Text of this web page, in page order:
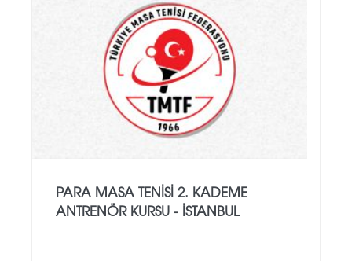
PARA MASA TENISI 2. KADEME
ANTRENÖR KURSU - İSTANBUL